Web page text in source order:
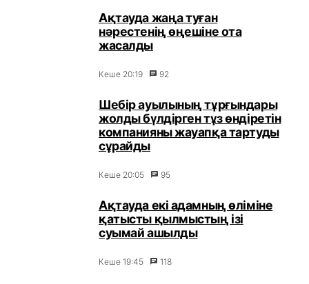
Ақтауда жаңа туған
нәрестенің өңешіне ота
жасалды
Кеше 20:19 92
Шебір ауылының тұрғындары
жолды бүлдірген тұз өндіретін
компанияны жауапқа тартуды
сұрайды
Кеше 20:05 95
Ақтауда екі адамның өліміне
қатысты қылмыстың ізі
суымай ашылды
Кеше 19:45 118